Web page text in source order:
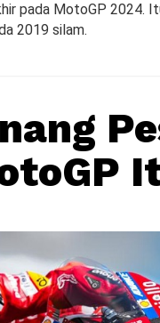
pada MotoGP 2024.
2019 silam.